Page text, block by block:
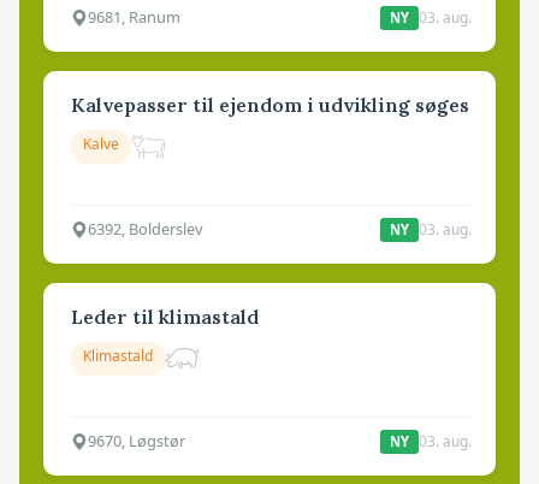
9681, Ranum NY 03. aug.
Kalvepasser til ejendom i udvikling søges
Kalve
6392, Bolderslev NY 03. aug.
Leder til klimastald
Klimastald
9670, Løgstør NY 03. aug.